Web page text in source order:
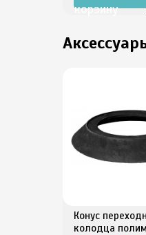
корзину
Конус
колодца